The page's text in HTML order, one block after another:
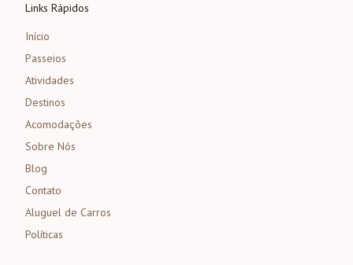
Links Rápidos
Início
Passeios
Atividades
Destinos
Acomodações
Sobre Nós
Blog
Contato
Aluguel de Carros
Políticas